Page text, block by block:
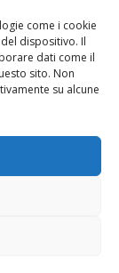
come i cookie
dispositivo. Il
dati come il
sito. Non
su alcune